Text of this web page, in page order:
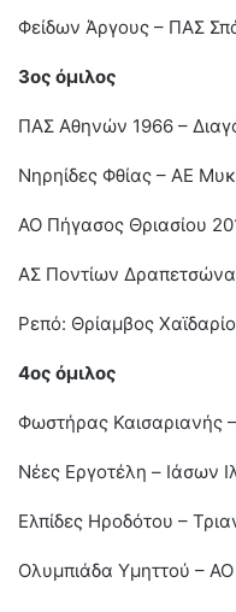
Φείδων Άργους – ΠΑΣ
3ος όμιλος
ΠΑΣ Αθηνών 1966 –
Νηρηίδες Φθίας – ΑΕ
ΑΟ Πήγασος Θριασίου
ΑΣ Ποντίων
Ρεπό: Θρίαμβος
4ος όμιλος
Φωστήρας Καισαριανής
Νέες Εργοτέλη – Ιάσων
Ελπίδες Ηροδότου –
Ολυμπιάδα Υμηττού –